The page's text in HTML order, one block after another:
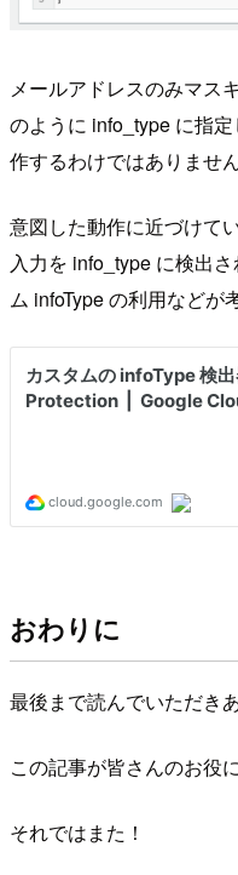
メールアドレスのみマス
のように info_type に指
作するわけではありません
意図した動作に近づけて
入力を info_type に検出
ム infoType の利用などが
おわりに
最後まで読んでいただき
この記事が皆さんのお役
それではまた！